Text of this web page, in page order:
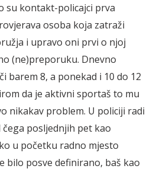
su kontakt-policajci prva
osoba koja zatraži
i upravo oni prvi o njoj
(ne)preporuku. Dnevno
barem 8, a ponekad i 10 do 12
da je aktivni sportaš to mu
nikakav problem. U policiji radi
posljednjih pet kao
u početku radno mjesto
bilo posve definirano, baš kao